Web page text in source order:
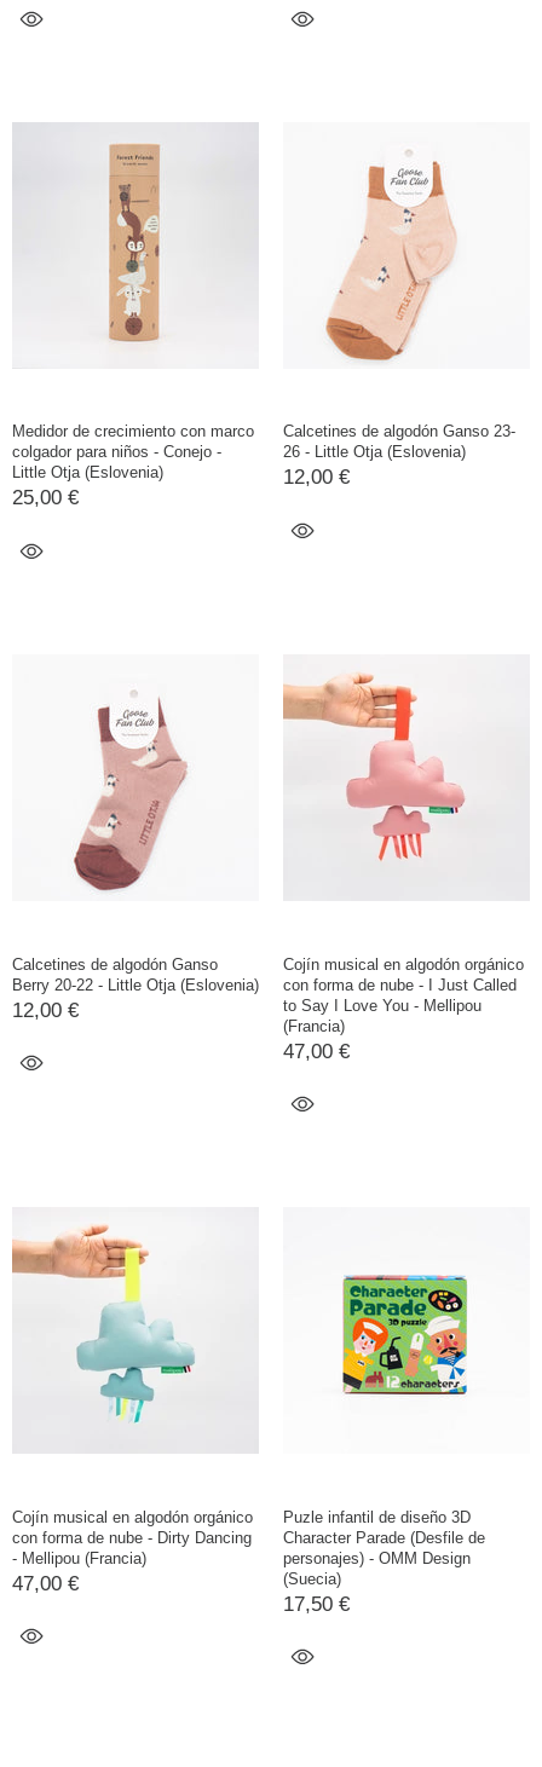
Medidor de crecimiento con marco
colgador para niños - Conejo -
Little Otja (Eslovenia)
25,00 €
Calcetines de algodón Ganso 23-
26 - Little Otja (Eslovenia)
12,00 €
Calcetines de algodón Ganso
Berry 20-22 - Little Otja (Eslovenia)
12,00 €
Cojín musical en algodón orgánico
con forma de nube - I Just Called
to Say I Love You - Mellipou
(Francia)
47,00 €
Cojín musical en algodón orgánico
con forma de nube - Dirty Dancing
- Mellipou (Francia)
47,00 €
Puzle infantil de diseño 3D
Character Parade (Desfile de
personajes) - OMM Design
(Suecia)
17,50 €